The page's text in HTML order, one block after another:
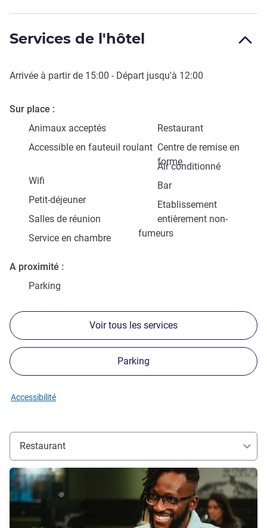
Services de l'hôtel
Arrivée à partir de 15:00 - Départ jusqu'à 12:00
Sur place
Animaux acceptés
Restaurant
Accessible en fauteuil roulant Centre de remise en
forme
Wifi
Air conditionné
Petit-déjeuner
Bar
Salles de réunion
Etablissement
entièrement non-
fumeurs
Service en chambre
A proximité
Parking
Voir tous les services
Parking
Accessibilité
Restaurant
Voir les détails